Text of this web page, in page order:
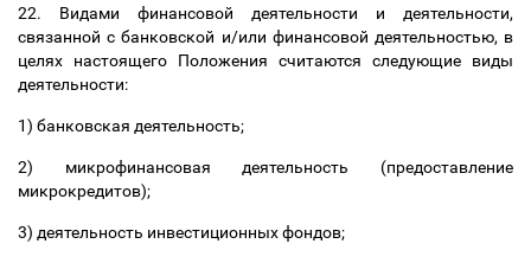
22. Видами финансовой деятельности и деятельности,
связанной с банковской и/или финансовой деятельностью, в
целях настоящего Положения считаются следующие виды
деятельности:
1) банковская деятельность;
2) микрофинансовая деятельность (предоставление
микрокредитов);
3) деятельность инвестиционных фондов;